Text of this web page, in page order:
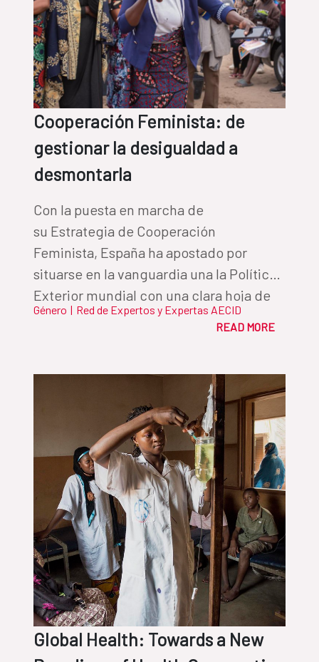
Cooperación Feminista: de
gestionar la desigualdad a
desmontarla
Con la puesta en marcha de
su Estrategia de Cooperación
Feminista, España ha apostado por
situarse en la vanguardia una la Política
Exterior mundial con una clara hoja de
ruta; transformar las estructuras de
sociedades más igualitarias, libres,
justas y, en definitiva,
más democráticas
Género | Red de Expertos y Expertas AECID
READ MORE
Global Health: Towards a New